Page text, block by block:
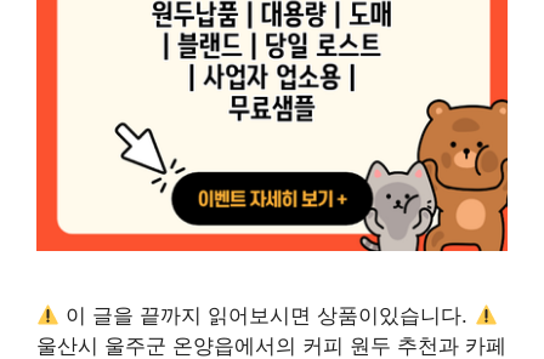
이 글을 끝까지 읽어보시면 상품이있습니다.
울산시 울주군 온양읍에서의 커피 원두 추천과 카페